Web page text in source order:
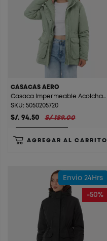
CASACAS AERO
Casaca Impermeable Acolchada C/Cap C/F Aero Olive Green
SKU: 5050205720
S/. 94.50 S/ 189.00
AGREGAR AL CARRITO
Envío 24Hrs
-50%